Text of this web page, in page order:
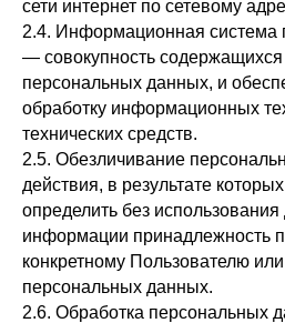
сети интернет по сетевому
2.4. Информационная система
— совокупность
персональных данных, и
обработку информационных
технических средств.
2.5. Обезличивание
действия, в результате
определить без
информации принадлежность
конкретному Пользователю
персональных данных.
2.6. Обработка персональных